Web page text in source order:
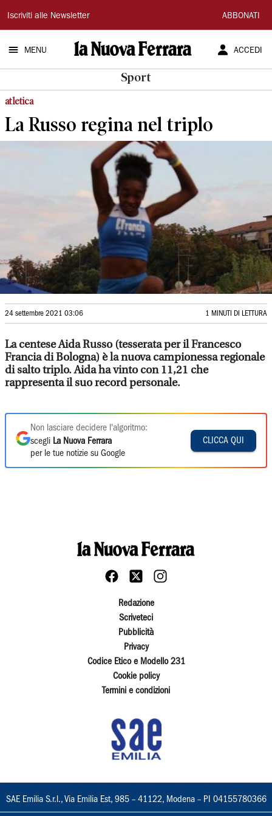
La
Nuova
Ferrara
Iscriviti alle Newsletter ABBONATI
MENU ACCEDI
Sport
atletica
La Russo regina nel triplo
24 settembre 2021 03:06 1 MINUTI DI LETTURA
La centese Aida Russo (tesserata per il Francesco
Francia di Bologna) è la nuova campionessa regionale
di salto triplo. Aida ha vinto con 11,21 che
rappresenta il suo record personale.
Non lasciare decidere l'algoritmo:
scegli La Nuova Ferrara
per le tue notizie su Google
CLICCA QUI
Redazione
Scriveteci
Pubblicità
Privacy
Codice Etico e Modello 231
Cookie policy
Termini e condizioni
SAE Emilia S.r.l., Via Emilia Est, 985 – 41122, Modena – PI 04155780366